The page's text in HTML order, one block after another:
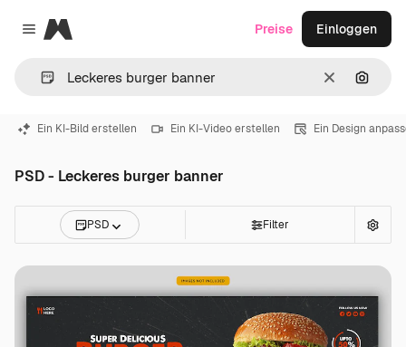
Close menu
Magnific
LöschenNach
Preise Einloggen
Ein KI-Bild erstellen Ein KI-Video erstellen Ein Design
PSD - Leckeres burger banner
PSD Filter